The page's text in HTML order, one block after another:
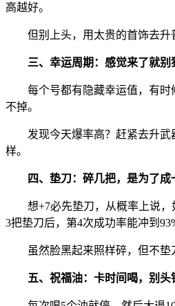
高越好。
但别上头，用太贵的首饰去升
三、幸运周期：感觉来了就别
每个号都有隐藏幸运值，有
不掉。
发现今天爆率高？赶紧去升
样。
四、垫刀：碎几把，是为了成
想+7必先垫刀，从概率上说
3把垫刀后，第4次成功率能冲到
虽然脸黑起来照样碎，但不垫
五、祝福油：卡时间喝，别头